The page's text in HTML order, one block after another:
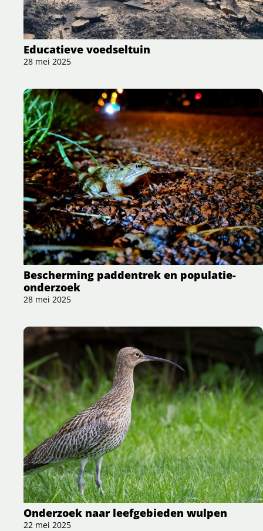
Educatieve voedseltuin
28 mei 2025
Bescherming paddentrek en populatie-
onderzoek
28 mei 2025
Onderzoek naar leefgebieden wulpen
22 mei 2025